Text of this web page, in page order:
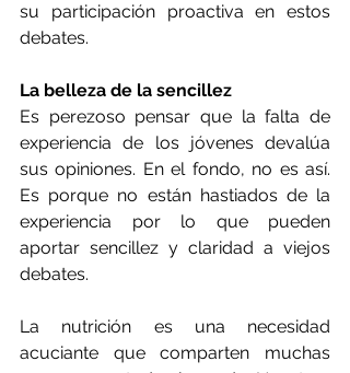
su participación proactiva en estos
debates.
La belleza de la sencillez
Es perezoso pensar que la falta de
experiencia de los jóvenes devalúa
sus opiniones. En el fondo, no es así.
Es porque no están hastiados de la
experiencia por lo que pueden
aportar sencillez y claridad a viejos
debates.
La nutrición es una necesidad
acuciante que comparten muchas